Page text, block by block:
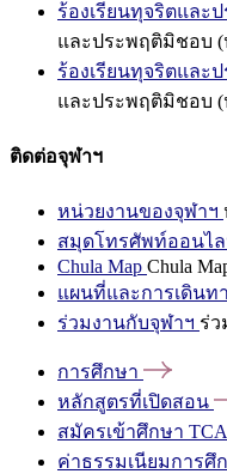
ร้องเรียนทุจริตและ
และประพฤติมิชอบ (
ร้องเรียนทุจริตและ
และประพฤติมิชอบ (
ติดต่อจุฬาฯ
หน่วยงานของจุฬาฯ
สมุดโทรศัพท์ออนไ
Chula Map Chula
แผนที่และการเดินท
ร่วมงานกับจุฬาฯ ร่ว
การศึกษา
หลักสูตรที่เปิดสอน
สมัครเข้าศึกษา
ค่าธรรมเนียมการศึ